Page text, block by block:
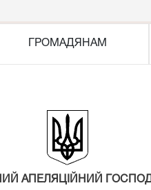
ГРОМАДЯНАМ
АПЕЛЯЦІЙНИЙ